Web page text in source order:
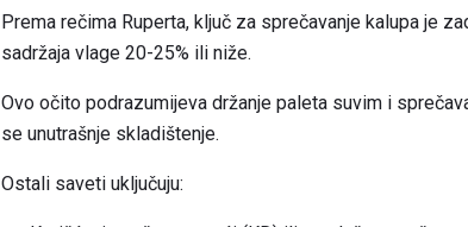
Prema rečima Ruperta, ključ za sprečavanje kalupa je
sadržaja vlage 20-25% ili niže.
Ovo očito podrazumijeva držanje paleta suvim i
se unutrašnje skladištenje.
Ostali saveti uključuju: